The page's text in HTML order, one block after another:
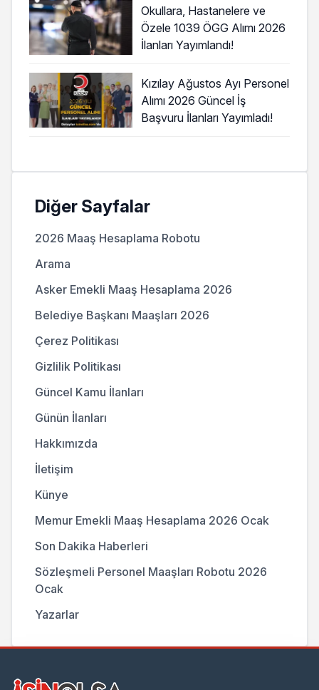
Okullara, Hastanelere ve
Özele 1039 ÖGG Alımı 2026
İlanları Yayımlandı!
Kızılay Ağustos Ayı Personel
Alımı 2026 Güncel İş
Başvuru İlanları Yayımladı!
Diğer Sayfalar
2026 Maaş Hesaplama Robotu
Arama
Asker Emekli Maaş Hesaplama 2026
Belediye Başkanı Maaşları 2026
Çerez Politikası
Gizlilik Politikası
Güncel Kamu İlanları
Günün İlanları
Hakkımızda
İletişim
Künye
Memur Emekli Maaş Hesaplama 2026 Ocak
Son Dakika Haberleri
Sözleşmeli Personel Maaşları Robotu 2026
Ocak
Yazarlar